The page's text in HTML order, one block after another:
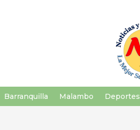
Barranquilla Malambo Deportes